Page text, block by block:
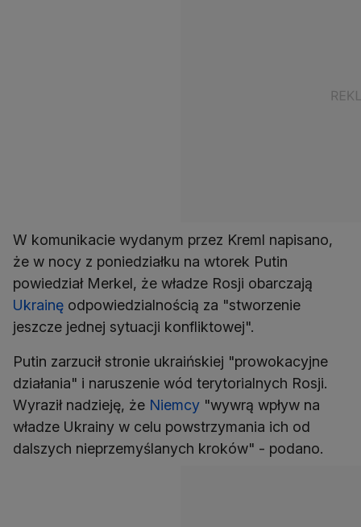
W komunikacie wydanym przez Kreml napisano,
że w nocy z poniedziałku na wtorek Putin
powiedział Merkel, że władze Rosji obarczają
Ukrainę odpowiedzialnością za "stworzenie
jeszcze jednej sytuacji konfliktowej".
Putin zarzucił stronie ukraińskiej "prowokacyjne
działania" i naruszenie wód terytorialnych Rosji.
Wyraził nadzieję, że Niemcy "wywrą wpływ na
władze Ukrainy w celu powstrzymania ich od
dalszych nieprzemyślanych kroków" - podano.